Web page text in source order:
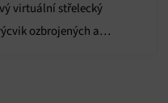
virtuální střelecký
ozbrojených a